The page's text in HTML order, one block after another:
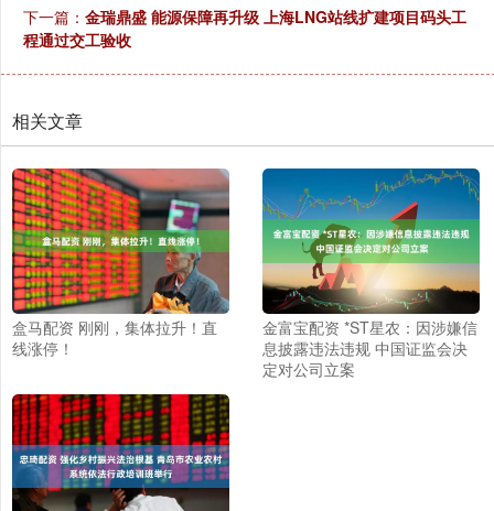
下一篇： 金瑞鼎盛 能源保障再升级 上海LNG站线扩建项目码头工
程通过交工验收
相关文章
盒马配资 刚刚，集体拉升！直
线涨停！
金富宝配资 *ST星农：因涉嫌信
息披露违法违规 中国证监会决
定对公司立案